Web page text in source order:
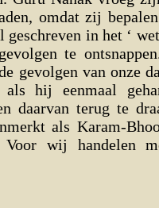
omdat zij
in het ‘
te
gevolgen van onze
hij eenmaal
daarvan terug te
als Karam-
wij handelen